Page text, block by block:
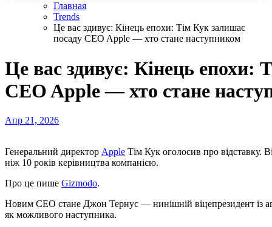
Главная
Trends
Це вас здивує: Кінець епохи: Тім Кук залишає
посаду CEO Apple — хто стане наступником
Це вас здивує: Кінець епохи:
CEO Apple — хто стане
Апр 21, 2026
Генеральний директор Apple Тім Кук оголосив про відставку.
ніж 10 років керівництва компанією.
Про це пише Gizmodo.
Новим CEO стане Джон Тернус — нинішній віцепрезидент із
як можливого наступника.